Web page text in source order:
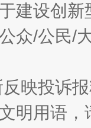
建设创
众/公民/
映投诉
明用语